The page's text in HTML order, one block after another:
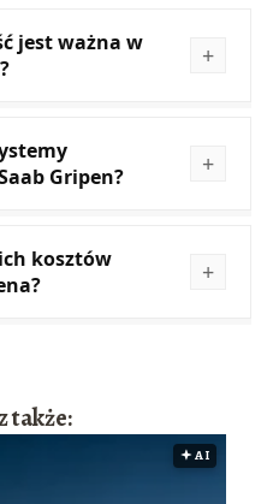
jest ważna w
Gripen?
kosztów
także:
🟅 AI